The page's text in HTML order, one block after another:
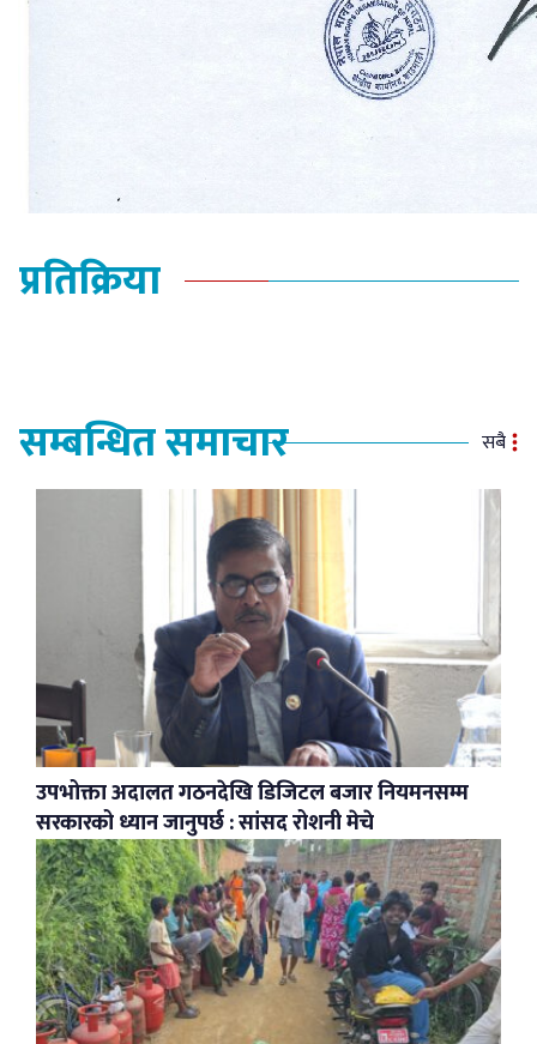
प्रतिक्रिया
सम्बन्धित समाचार सबै
उपभोक्ता अदालत गठनदेखि डिजिटल बजार नियमनसम्म
सरकारको ध्यान जानुपर्छ : सांसद रोशनी मेचे